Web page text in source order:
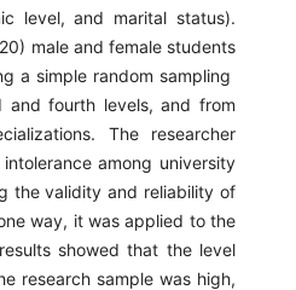
level, and marital status).
male and female students
a simple random sampling
and fourth levels, and from
The researcher
among university
the validity and reliability of
way, it was applied to the
showed that the level
research sample was high,